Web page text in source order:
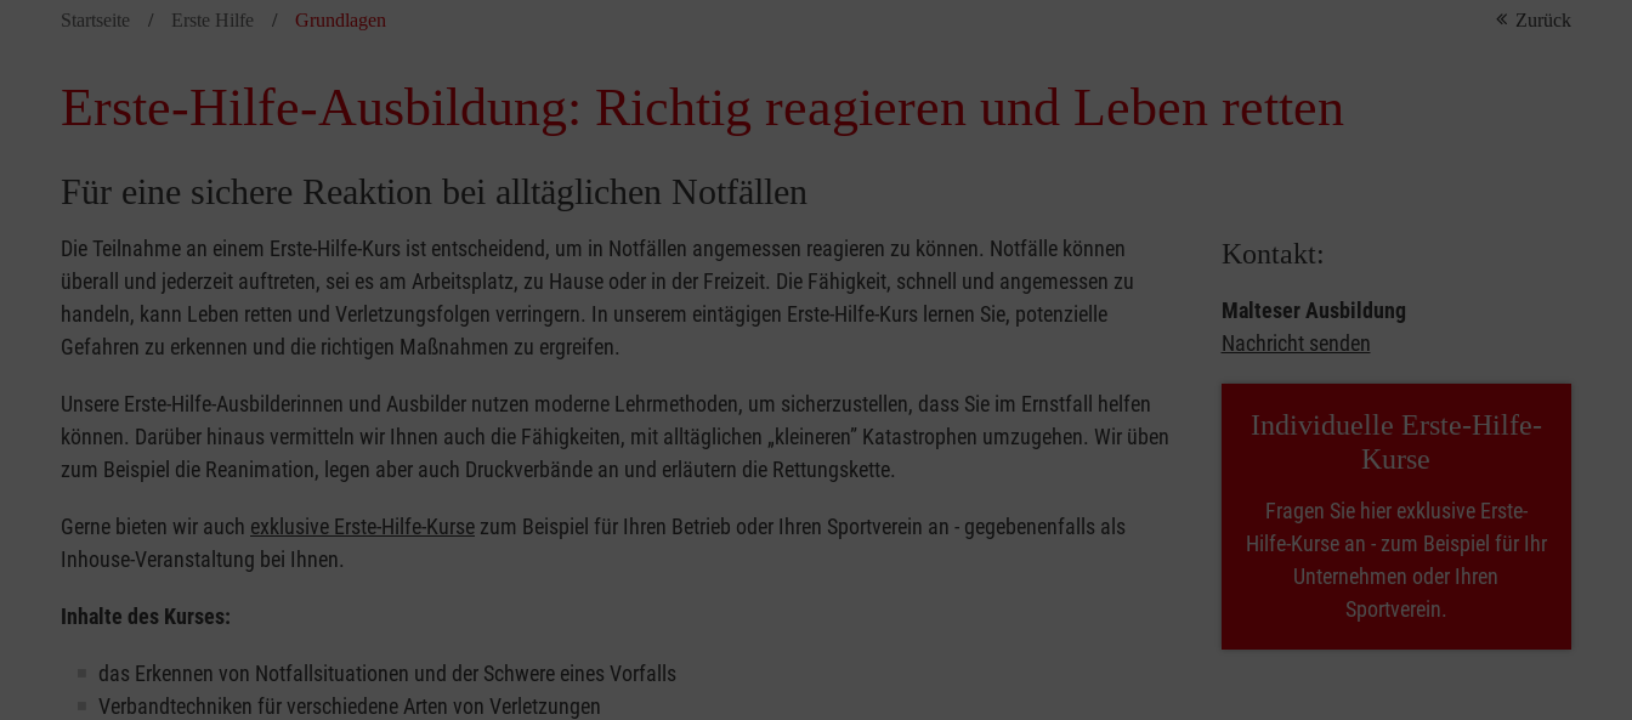
Startseite Erste Hilfe Grundlagen Zurück
Erste-Hilfe-Ausbildung: Richtig reagieren und Leben retten
Für eine sichere Reaktion bei alltäglichen Notfällen
Die Teilnahme an einem Erste-Hilfe-Kurs ist entscheidend, um in Notfällen angemessen reagieren zu können. Notfälle können
überall und jederzeit auftreten, sei es am Arbeitsplatz, zu Hause oder in der Freizeit. Die Fähigkeit, schnell und angemessen zu
handeln, kann Leben retten und Verletzungsfolgen verringern. In unserem eintägigen Erste-Hilfe-Kurs lernen Sie, potenzielle
Gefahren zu erkennen und die richtigen Maßnahmen zu ergreifen.
Unsere Erste-Hilfe-Ausbilderinnen und Ausbilder nutzen moderne Lehrmethoden, um sicherzustellen, dass Sie im Ernstfall helfen
können. Darüber hinaus vermitteln wir Ihnen auch die Fähigkeiten, mit alltäglichen „kleineren” Katastrophen umzugehen. Wir üben
zum Beispiel die Reanimation, legen aber auch Druckverbände an und erläutern die Rettungskette.
Gerne bieten wir auch exklusive Erste-Hilfe-Kurse zum Beispiel für Ihren Betrieb oder Ihren Sportverein an - gegebenenfalls als
Inhouse-Veranstaltung bei Ihnen.
Inhalte des Kurses:
das Erkennen von Notfallsituationen und der Schwere eines Vorfalls
Verbandtechniken für verschiedene Arten von Verletzungen
Kontakt:
Malteser Ausbildung
Nachricht senden
Individuelle Erste-Hilfe-
Kurse
Fragen Sie hier exklusive Erste-
Hilfe-Kurse an - zum Beispiel für Ihr
Unternehmen oder Ihren
Sportverein.